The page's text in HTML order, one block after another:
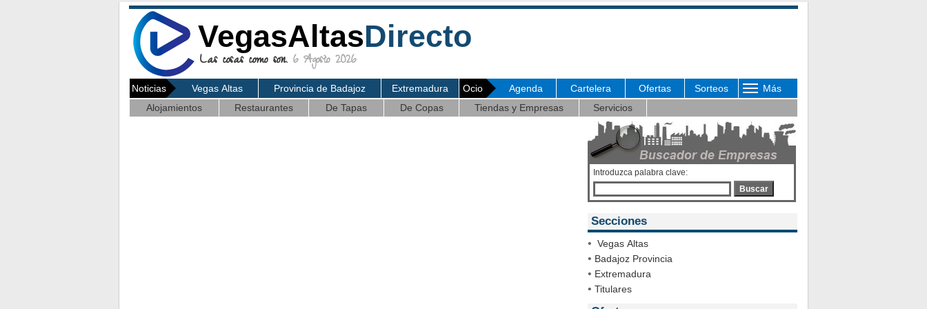
VegasAltasDirecto
Las cosas como son. 6 Agosto 2026
Noticias Vegas Altas Provincia de Badajoz Extremadura Ocio Agenda Cartelera Ofertas Sorteos
Más
Alojamientos
Restaurantes De Tapas De Copas Tiendas y Empresas Servicios
Introduzca palabra clave:
Buscar
Secciones
• Vegas Altas
• Badajoz Provincia
• Extremadura
• Titulares